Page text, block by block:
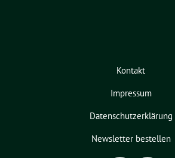
Kontakt
Impressum
Datenschutzerklärung
Newsletter bestellen